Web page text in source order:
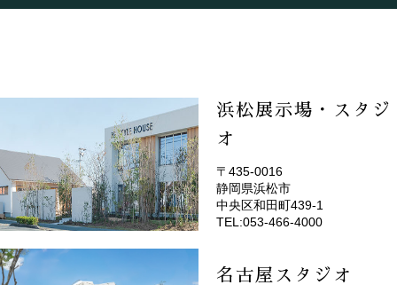
浜松展示場・スタジ
オ
(EMOTOP浜松)
〒435-0016
静岡県浜松市
中央区和田町439-1
TEL:053-466-4000
名古屋スタジオ